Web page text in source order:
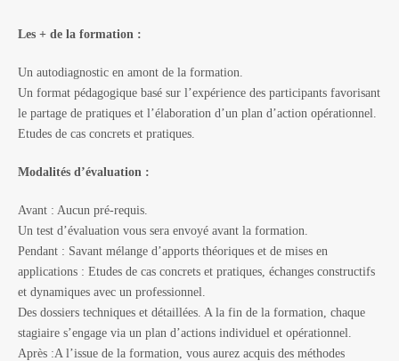
Les + de la formation :
Un autodiagnostic en amont de la formation.
Un format pédagogique basé sur l’expérience des participants favorisant
le partage de pratiques et l’élaboration d’un plan d’action opérationnel.
Etudes de cas concrets et pratiques.
Modalités d’évaluation :
Avant : Aucun pré-requis.
Un test d’évaluation vous sera envoyé avant la formation.
Pendant : Savant mélange d’apports théoriques et de mises en
applications : Etudes de cas concrets et pratiques, échanges constructifs
et dynamiques avec un professionnel.
Des dossiers techniques et détaillées. A la fin de la formation, chaque
stagiaire s’engage via un plan d’actions individuel et opérationnel.
Après :A l’issue de la formation, vous aurez acquis des méthodes